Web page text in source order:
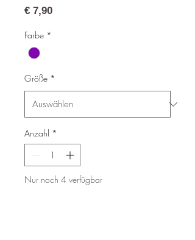
€ 7,90Preis
Farbe *
Größe *
Anzahl *
Nur noch 4 verfügbar